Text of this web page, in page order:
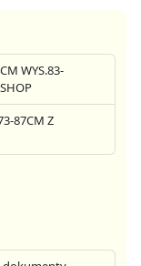
WYS.83-
87CM Z